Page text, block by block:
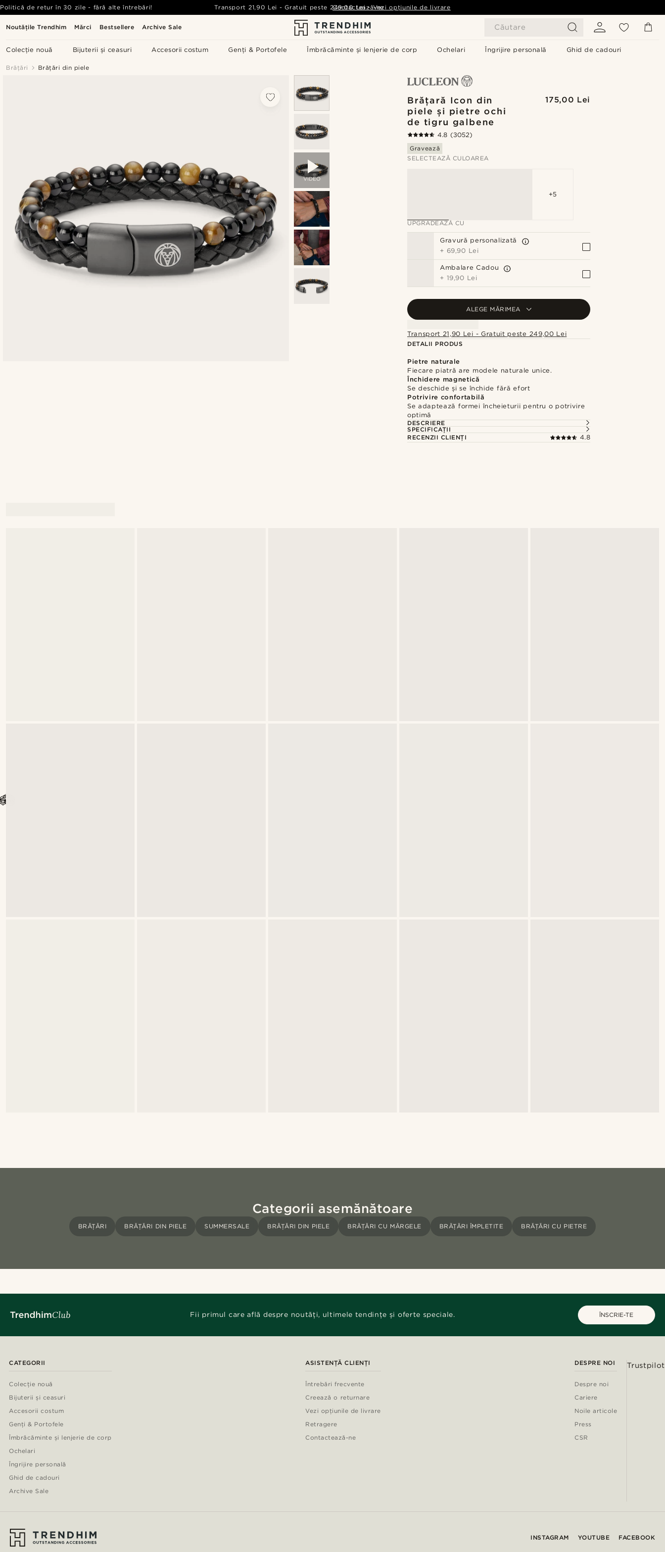
Noutățile Trendhim Mărci Bestsellere Archive Sale Căutare
Colecție nouă Bijuterii și ceasuri Accesorii costum Genți & Portofele Îmbrăcăminte și lenjerie de corp Ochelari Îngrijire personală Ghid de cadouri
Politică de retur în 30 zile - fără alte întrebări! Transport 21,90 Lei -Gratuit peste 249,00 Lei - Vezi opțiunile de livrare
Contactează-ne
Brățări Brățări din piele
VIDEO
Brățară Icon din
piele și pietre ochi
de tigru galbene
175,00 Lei
4.8 (3052)
Gravează
SELECTEAZĂ CULOAREA
+5
UPGRADEAZĂ CU
Gravură personalizată
+ 69,90 Lei
Ambalare Cadou
+ 19,90 Lei
ALEGE MĂRIMEA
Transport 21,90 Lei - Gratuit peste 249,00 Lei
DETALII PRODUS
Pietre naturale
Fiecare piatră are modele naturale unice.
Închidere magnetică
Se deschide și se închide fără efort
Potrivire confortabilă
Se adaptează formei încheieturii pentru o potrivire
optimă
DESCRIERE
SPECIFICAȚII
RECENZII CLIENȚI
4.8
Categorii asemănătoare
BRĂȚĂRI BRĂȚĂRI DIN PIELE SUMMERSALE BRĂȚĂRI DIN PIELE BRĂȚĂRI CU MĂRGELE BRĂȚĂRI ÎMPLETITE BRĂȚĂRI CU PIETRE
Fii primul care află despre noutăți, ultimele tendințe și oferte speciale. ÎNSCRIE-TE
CATEGORII
Colecție nouă
Bijuterii și ceasuri
Accesorii costum
Genți & Portofele
Îmbrăcăminte și lenjerie de corp
Ochelari
Îngrijire personală
Ghid de cadouri
Archive Sale
ASISTENȚĂ CLIENȚI
Întrebări frecvente
Creează o returnare
Vezi opțiunile de livrare
Retragere
Contactează-ne
DESPRE NOI
Despre noi
Cariere
Noile articole
Press
CSR
Trustpilot
INSTAGRAM YOUTUBE FACEBOOK